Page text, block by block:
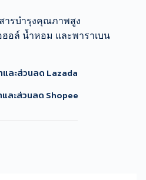
ารบำรุงคุณภาพสูง
อล์ น้ำหอม และพาราเบน
และส่วนลด Lazada
และส่วนลด Shopee